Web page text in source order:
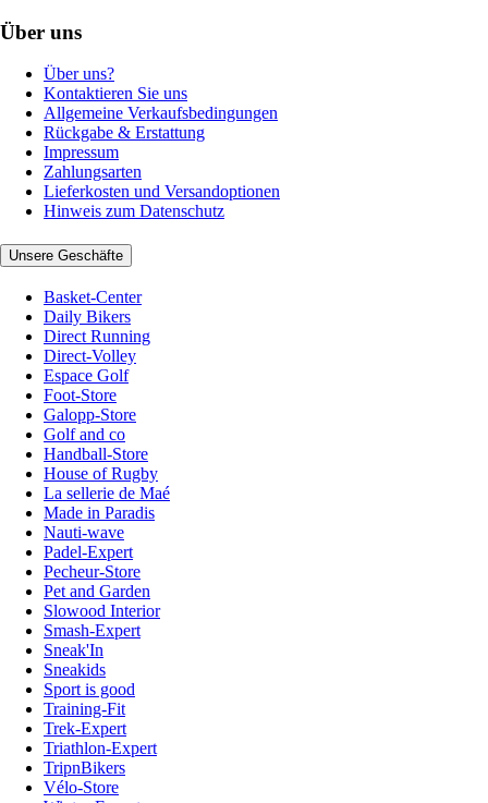
Über uns
Über uns?
Kontaktieren Sie uns
Allgemeine Verkaufsbedingungen
Rückgabe & Erstattung
Impressum
Zahlungsarten
Lieferkosten und Versandoptionen
Hinweis zum Datenschutz
Unsere Geschäfte
Basket-Center
Daily Bikers
Direct Running
Direct-Volley
Espace Golf
Foot-Store
Galopp-Store
Golf and co
Handball-Store
House of Rugby
La sellerie de Maé
Made in Paradis
Nauti-wave
Padel-Expert
Pecheur-Store
Pet and Garden
Slowood Interior
Smash-Expert
Sneak'In
Sneakids
Sport is good
Training-Fit
Trek-Expert
Triathlon-Expert
TripnBikers
Vélo-Store